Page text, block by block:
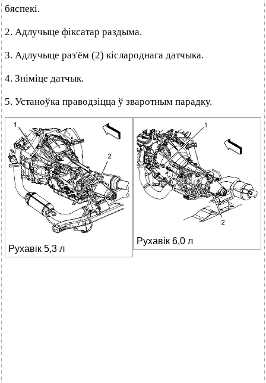
бяспекі.
2. Адлучыце фіксатар раздыма.
3. Адлучыце раз'ём (2) кіслароднага датчыка.
4. Зніміце датчык.
5. Устаноўка праводзіцца ў зваротным парадку.
Рухавік 5,3 л
Рухавік 6,0 л